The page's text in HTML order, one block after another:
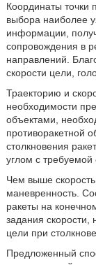
Координаты точки
выбора наиболее
информации,
сопровождения в
направлений.
скорости цели,
Траекторию и
необходимости
объектами,
противоракетной
столкновения
углом с требуемой
Чем выше
маневренность.
ракеты на
задания скорости,
цели при
Предложенный